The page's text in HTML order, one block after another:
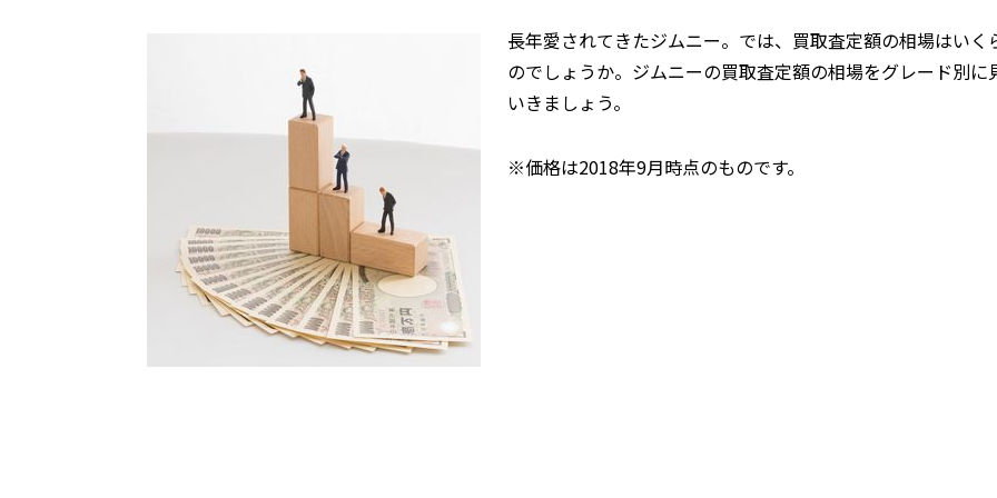
長年愛されてきたジムニー。では、買取査定額の相場はいく
のでしょうか。ジムニーの買取査定額の相場をグレード別に
いきましょう。
※価格は2018年9月時点のものです。